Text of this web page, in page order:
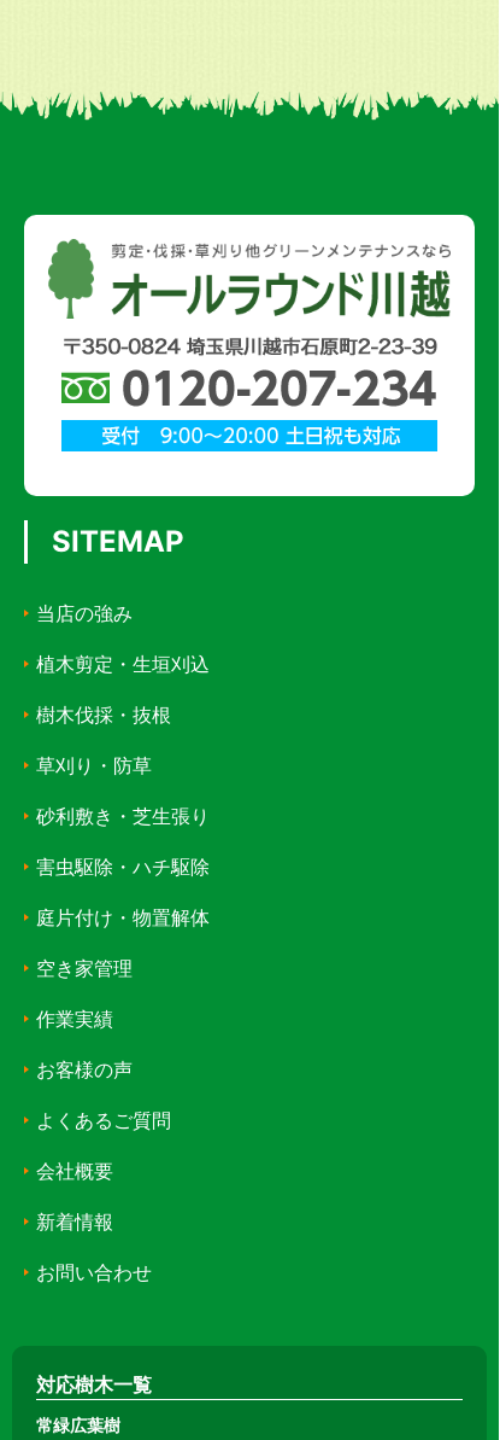
SITEMAP
当店の強み
植木剪定・生垣刈込
樹木伐採・抜根
草刈り・防草
砂利敷き・芝生張り
害虫駆除・ハチ駆除
庭片付け・物置解体
空き家管理
作業実績
お客様の声
よくあるご質問
会社概要
新着情報
お問い合わせ
対応樹木一覧
常緑広葉樹